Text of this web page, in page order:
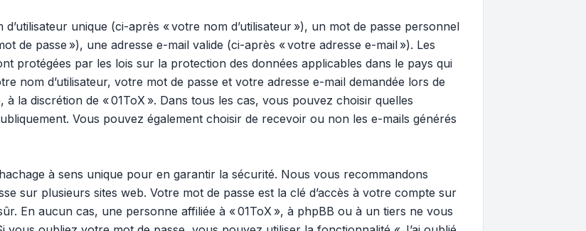
unique (ci-après « votre nom d’utilisateur »), un mot de passe personnel
de passe »), une adresse e-mail valide (ci-après « votre adresse e-mail »). Les
protégées par les lois sur la protection des données applicables dans le pays qui
nom d’utilisateur, votre mot de passe et votre adresse e-mail demandée lors de
la discrétion de « 01ToX ». Dans tous les cas, vous pouvez choisir quelles
Vous pouvez également choisir de recevoir ou non les e-mails générés
à sens unique pour en garantir la sécurité. Nous vous recommandons
sur plusieurs sites web. Votre mot de passe est la clé d’accès à votre compte sur
En aucun cas, une personne affiliée à « 01ToX », à phpBB ou à un tiers ne vous